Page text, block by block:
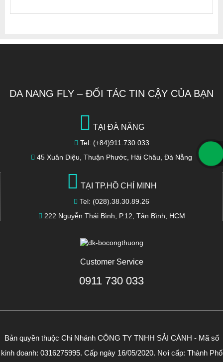
DA NANG FLY – ĐỐI TÁC TIN CẬY CỦA BẠN
TẠI ĐÀ NẴNG
Tel: (+84)911.730.033
45 Xuân Diệu, Thuận Phước, Hải Châu, Đà Nẵng
TẠI TP.HỒ CHÍ MINH
Tel: (028).38.30.89.26
222 Nguyễn Thái Bình, P.12, Tân Bình, HCM
Customer Service
0911 730 033
Bản quyền thuộc Chi Nhánh CÔNG TY TNHH SẢI CÁNH - Mã số
kinh doanh: 0316275995. Cấp ngày 16/05/2020. Nơi cấp: Thành Phố